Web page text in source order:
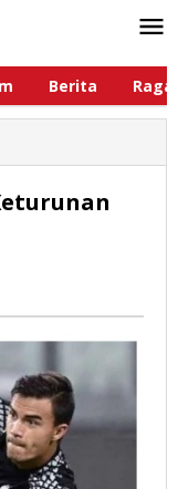
Berita